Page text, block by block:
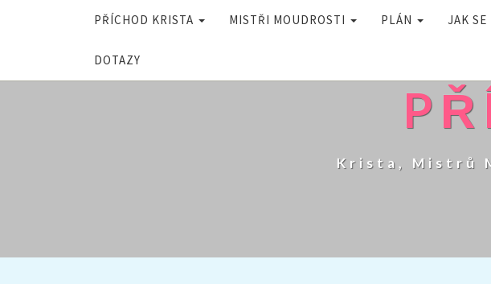
PŘÍCHOD KRISTA MISTŘI MOUDROSTI PLÁN JAK SE
DOTAZY
Krista, Mistrů